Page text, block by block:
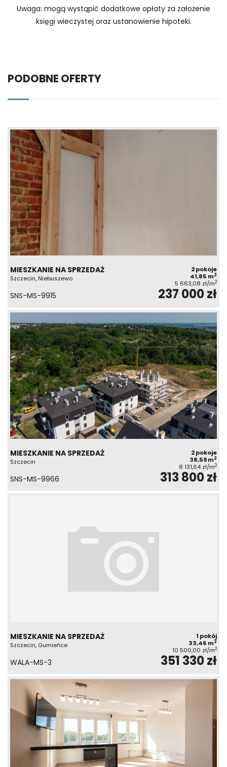
Uwaga: mogą wystąpić dodatkowe opłaty za założenie
księgi wieczystej oraz ustanowienie hipoteki.
PODOBNE OFERTY
MIESZKANIE NA SPRZEDAŻ
Szczecin, Niebuszewo
2 pokoje
41,85 m2
5 663,08 zł/m2
SNS-MS-9915 237 000 zł
MIESZKANIE NA SPRZEDAŻ
Szczecin
2 pokoje
38,59 m2
8 131,64 zł/m2
SNS-MS-9966 313 800 zł
MIESZKANIE NA SPRZEDAŻ
Szczecin, Gumieńce
1 pokój
33,46 m2
10 500,00 zł/m2
WALA-MS-3 351 330 zł